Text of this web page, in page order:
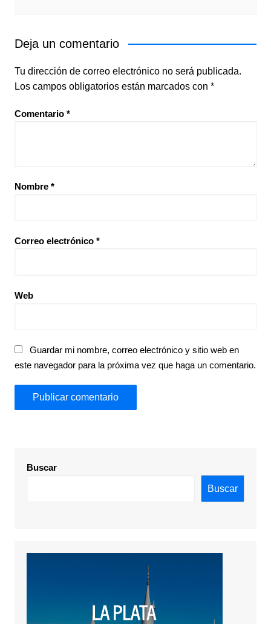
Deja un comentario
Tu dirección de correo electrónico no será publicada.
Los campos obligatorios están marcados con *
Comentario *
Nombre *
Correo electrónico *
Web
Guardar mi nombre, correo electrónico y sitio web en
este navegador para la próxima vez que haga un comentario.
Buscar
Buscar